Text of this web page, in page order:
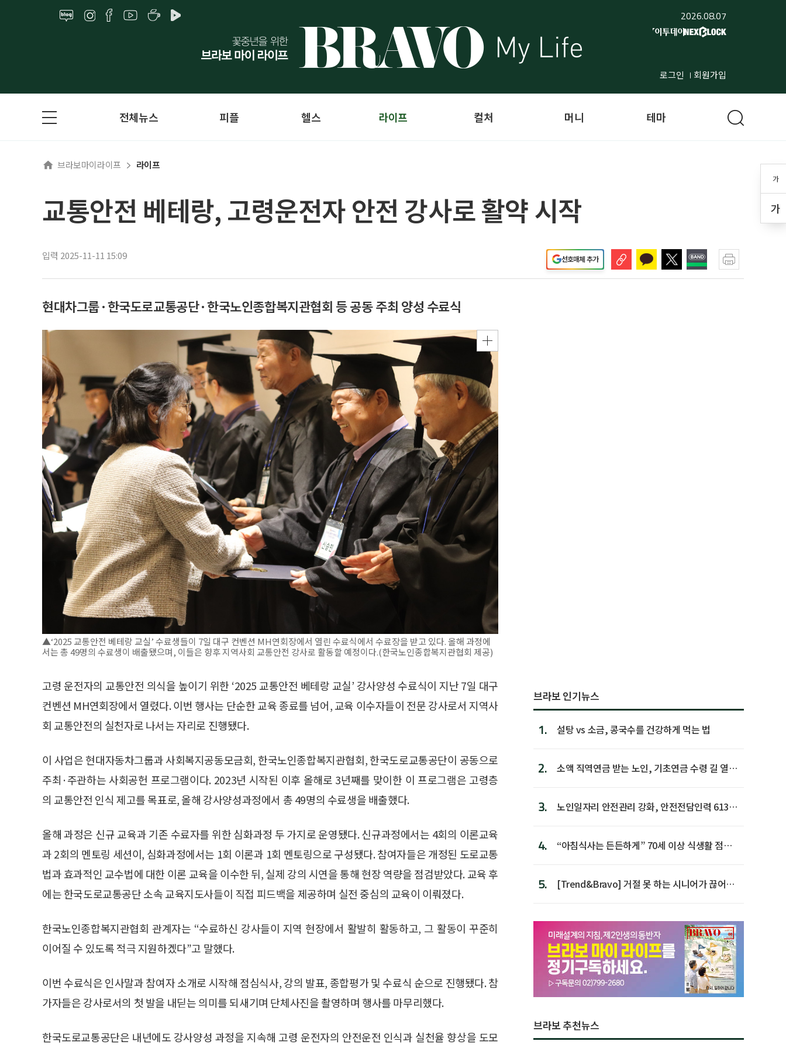
2026.08.07
로그인 회원가입
가
가
전체뉴스 피플 헬스 라이프 컬처 머니 테마
브라보마이라이프 라이프
교통안전 베테랑, 고령운전자 안전 강사로 활약 시작
입력 2025-11-11 15:09 선호매체 추가
현대차그룹·한국도로교통공단·한국노인종합복지관협회 등 공동 주최 양성 수료식
▲‘2025 교통안전 베테랑 교실’ 수료생들이 7일 대구 컨벤션 MH연회장에서 열린 수료식에서 수료장을 받고 있다. 올해 과정에
서는 총 49명의 수료생이 배출됐으며, 이들은 향후 지역사회 교통안전 강사로 활동할 예정이다.(한국노인종합복지관협회 제공)
고령 운전자의 교통안전 의식을 높이기 위한 ‘2025 교통안전 베테랑 교실’ 강사양성 수료식이 지난 7일 대구
컨벤션 MH연회장에서 열렸다. 이번 행사는 단순한 교육 종료를 넘어, 교육 이수자들이 전문 강사로서 지역사
회 교통안전의 실천자로 나서는 자리로 진행됐다.
이 사업은 현대자동차그룹과 사회복지공동모금회, 한국노인종합복지관협회, 한국도로교통공단이 공동으로
주최·주관하는 사회공헌 프로그램이다. 2023년 시작된 이후 올해로 3년째를 맞이한 이 프로그램은 고령층
의 교통안전 인식 제고를 목표로, 올해 강사양성과정에서 총 49명의 수료생을 배출했다.
올해 과정은 신규 교육과 기존 수료자를 위한 심화과정 두 가지로 운영됐다. 신규과정에서는 4회의 이론교육
과 2회의 멘토링 세션이, 심화과정에서는 1회 이론과 1회 멘토링으로 구성됐다. 참여자들은 개정된 도로교통
법과 효과적인 교수법에 대한 이론 교육을 이수한 뒤, 실제 강의 시연을 통해 현장 역량을 점검받았다. 교육 후
에는 한국도로교통공단 소속 교육지도사들이 직접 피드백을 제공하며 실전 중심의 교육이 이뤄졌다.
한국노인종합복지관협회 관계자는 “수료하신 강사들이 지역 현장에서 활발히 활동하고, 그 활동이 꾸준히
이어질 수 있도록 적극 지원하겠다”고 말했다.
이번 수료식은 인사말과 참여자 소개로 시작해 점심식사, 강의 발표, 종합평가 및 수료식 순으로 진행됐다. 참
가자들은 강사로서의 첫 발을 내딛는 의미를 되새기며 단체사진을 촬영하며 행사를 마무리했다.
한국도로교통공단은 내년에도 강사양성 과정을 지속해 고령 운전자의 안전운전 인식과 실천율 향상을 도모
브라보 인기뉴스
1. 설탕 vs 소금, 콩국수를 건강하게 먹는 법
2.
소액 직역연금 받는 노인, 기초연금 수령 길 열린
3.
노인일자리 안전관리 강화, 안전전담인력 613명
4.
“아침식사는 든든하게” 70세 이상 식생활 점수
5.
[Trend&Bravo] 거절 못 하는 시니어가 끊어야
브라보 추천뉴스